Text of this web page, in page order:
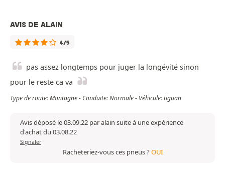
AVIS DE ALAIN
4/5
pas assez longtemps pour juger la longévité sinon
pour le reste ca va
Type de route: Montagne - Conduite: Normale - Véhicule: tiguan
Avis déposé le 03.09.22 par alain suite à une expérience
d'achat du 03.08.22
Signaler
Racheteriez-vous ces pneus ?OUI